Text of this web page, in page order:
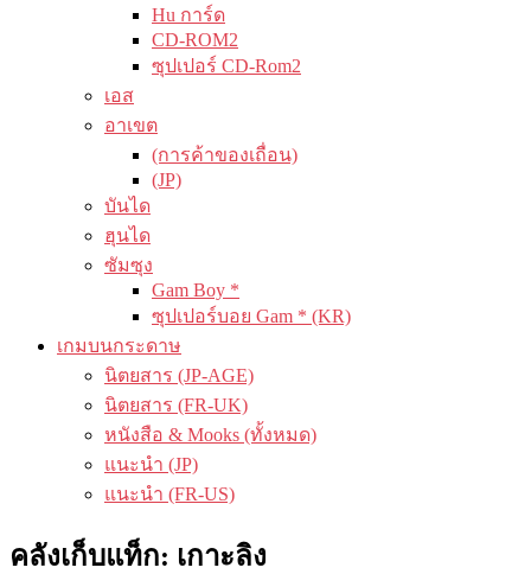
Hu การ์ด
CD-ROM2
ซุปเปอร์ CD-Rom2
เอส
อาเขต
(การค้าของเถื่อน)
(JP)
บันได
ฮุนได
ซัมซุง
Gam Boy *
ซุปเปอร์บอย Gam * (KR)
เกมบนกระดาษ
นิตยสาร (JP-AGE)
นิตยสาร (FR-UK)
หนังสือ & Mooks (ทั้งหมด)
แนะนำ (JP)
แนะนำ (FR-US)
คลังเก็บแท็ก: เกาะลิง